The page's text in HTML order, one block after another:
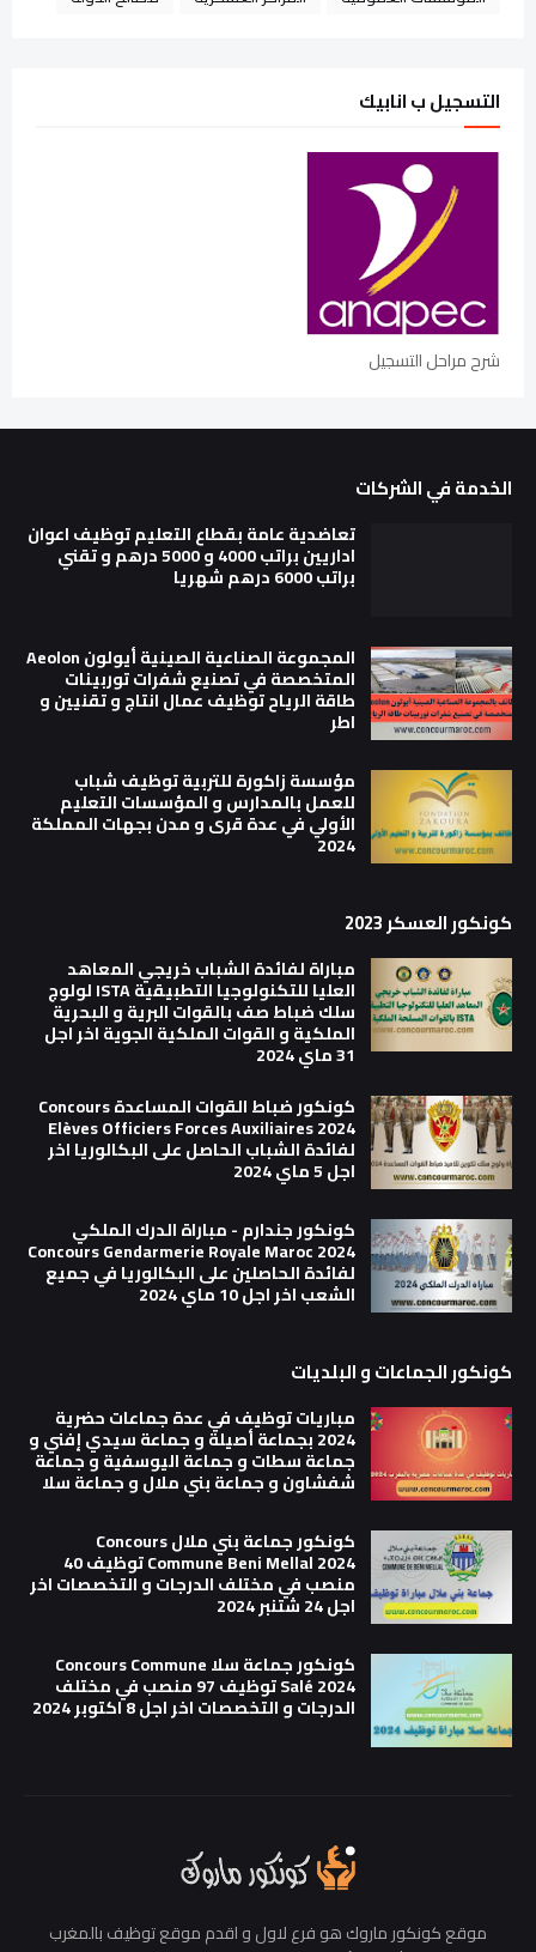
التسجيل ب انابيك
شرح مراحل التسجيل
الخدمة في الشركات
تعاضدية عامة بقطاع التعليم توظيف اعوان
اداريين براتب 4000 و 5000 درهم و تقني
براتب 6000 درهم شهريا
المجموعة الصناعية الصينية أيولون Aeolon
المتخصصة في تصنيع شفرات توربينات
طاقة الرياح توظيف عمال انتاج و تقنيين و
اطر
مؤسسة زاكورة للتربية توظيف شباب
للعمل بالمدارس و المؤسسات التعليم
الأولي في عدة قرى و مدن بجهات المملكة
2024
كونكور العسكر 2023
مباراة لفائدة الشباب خريجي المعاهد
العليا للتكنولوجيا التطبيقية ISTA لولوج
سلك ضباط صف بالقوات البرية و البحرية
الملكية و القوات الملكية الجوية اخر اجل
31 ماي 2024
كونكور ضباط القوات المساعدة Concours
Elèves Officiers Forces Auxiliaires 2024
لفائدة الشباب الحاصل على البكالوريا اخر
اجل 5 ماي 2024
كونكور جندارم - مباراة الدرك الملكي
Concours Gendarmerie Royale Maroc 2024
لفائدة الحاصلين على البكالوريا في جميع
الشعب اخر اجل 10 ماي 2024
كونكور الجماعات و البلديات
مباريات توظيف في عدة جماعات حضرية
2024 بجماعة أصيلة و جماعة سيدي إفني و
جماعة سطات و جماعة اليوسفية و جماعة
شفشاون و جماعة بني ملال و جماعة سلا
كونكور جماعة بني ملال Concours
Commune Beni Mellal 2024 توظيف 40
منصب في مختلف الدرجات و التخصصات اخر
اجل 24 شتنبر 2024
كونكور جماعة سلا Concours Commune
Salé 2024 توظيف 97 منصب في مختلف
الدرجات و التخصصات اخر اجل 8 اكتوبر 2024
موقع كونكور ماروك هو فرع لاول و اقدم موقع توظيف بالمغرب